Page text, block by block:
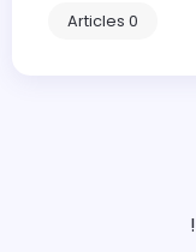
0 Articles